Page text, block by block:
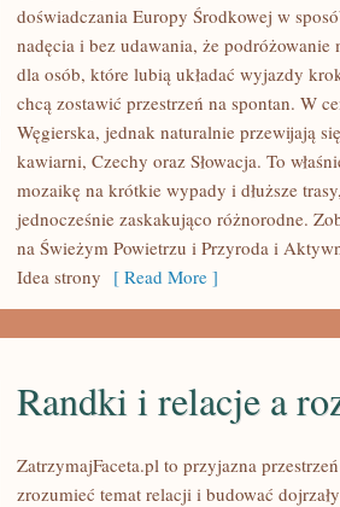
ZAMKI
PAŁACE
doświadczania Europy Środkowej w
nadęcia i bez udawania, że podróżowanie
dla osób, które lubią układać wyjazdy
chcą zostawić przestrzeń na spontan. W
Węgierska, jednak naturalnie przewijają
kawiarni, Czechy oraz Słowacja. To
mozaikę na krótkie wypady i dłuższe
jednocześnie zaskakująco różnorodne.
na Świeżym Powietrzu i Przyroda i
Idea strony [ Read More ]
Randki i relacje a
ZatrzymajFaceta.pl to przyjazna
zrozumieć temat relacji i budować